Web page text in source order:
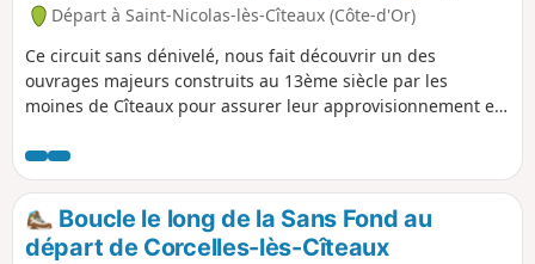
Départ à Saint-Nicolas-lès-Cîteaux (Côte-d'Or)
Ce circuit sans dénivelé, nous fait découvrir un des
ouvrages majeurs construits au 13ème siècle par les
moines de Cîteaux pour assurer leur approvisionnement en
Boucle le long de la Sans Fond au
départ de Corcelles-lès-Cîteaux